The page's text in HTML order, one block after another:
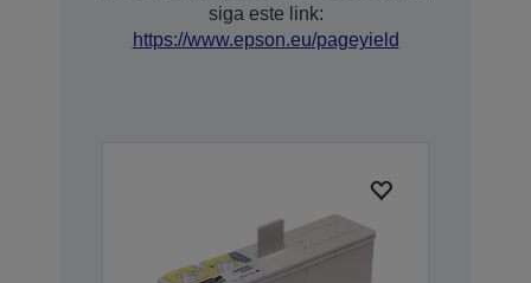
siga este link:
https://www.epson.eu/pageyield